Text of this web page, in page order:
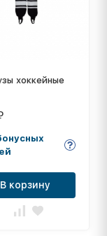
хоккейные
В корзину